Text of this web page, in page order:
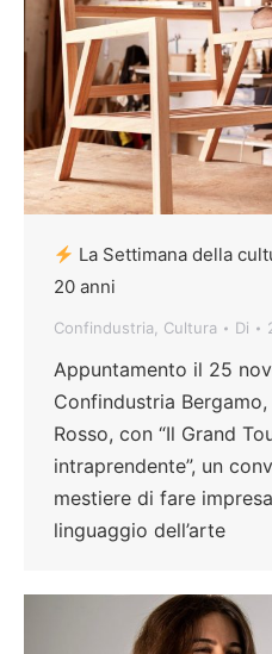
La Settimana della
20 anni
Confindustria Cultura Di
Appuntamento il 25
Confindustria
Rosso, con “Il Grand
intraprendente”, un
mestiere di fare
linguaggio dell’arte